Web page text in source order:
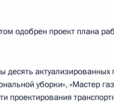
среда
одобрен проект плана
десять
уборки», «Мастер
проектирования